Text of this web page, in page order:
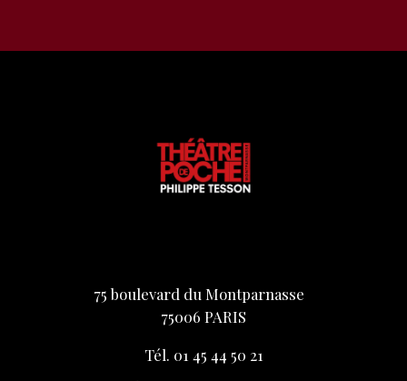
75 boulevard du Montparnasse
75006 PARIS
Tél. 01 45 44 50 21